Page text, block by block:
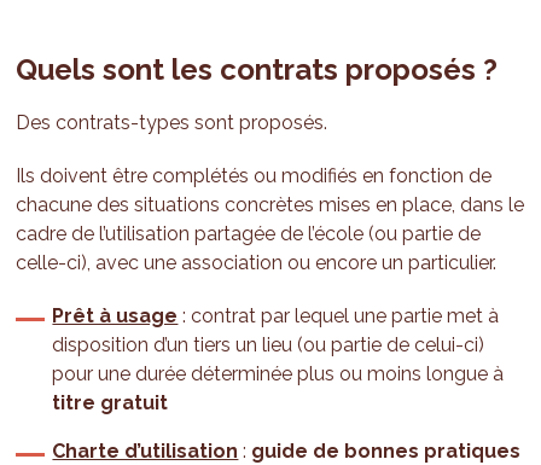
Quels sont les contrats proposés ?
Des contrats-types sont proposés.
Ils doivent être complétés ou modifiés en fonction de
chacune des situations concrètes mises en place, dans le
cadre de l’utilisation partagée de l’école (ou partie de
celle-ci), avec une association ou encore un particulier.
Prêt à usage : contrat par lequel une partie met à
disposition d’un tiers un lieu (ou partie de celui-ci)
pour une durée déterminée plus ou moins longue à
titre gratuit
Charte d’utilisation : guide de bonnes pratiques